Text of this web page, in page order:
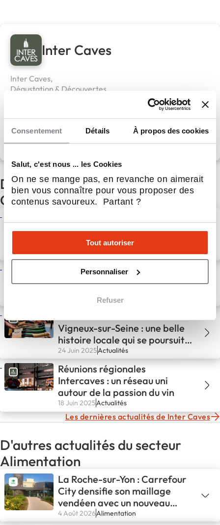
Consentement Détails À propos des cookies
Salut, c'est nous ... les Cookies
On ne se mange pas, en revanche on aimerait
bien vous connaître pour vous proposer des
contenus savoureux. Partant ?
Tout autoriser
Personnaliser
Refuser
Inter Caves
Inter Caves,
Dégustation & Découvertes
D'autres actualités du réseau Inter
Caves
Sallanches : une nouvelle cave
au pied du Mont-Blanc
La franchise de cavistes la plus
accessible du marché
Actualités
Vigneux-sur-Seine : une belle
histoire locale qui se poursuit
avec passion
24 Juin 2025Actualités
Réunions régionales
Intercaves : un réseau uni
autour de la passion du vin
18 Juin 2025Actualités
Les dernières actualités de Inter Caves
D'autres actualités du secteur
Alimentation
La Roche-sur-Yon : Carrefour
City densifie son maillage
vendéen avec un nouveau
binôme de franchisés
4 Août 2026Alimentation